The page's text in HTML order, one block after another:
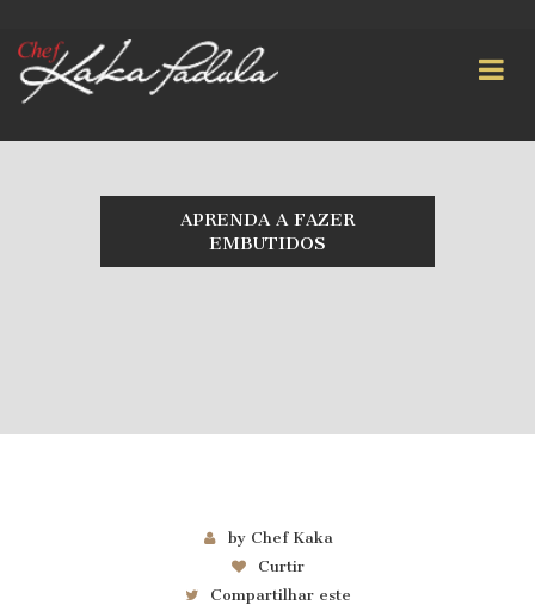
APRENDA A FAZER
EMBUTIDOS
by Chef Kaka
Curtir
Compartilhar este